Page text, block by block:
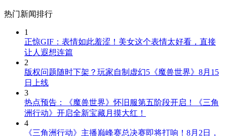
热门新闻排行
1
正惊GIF：表情如此羞涩！美女这个表情太好看，直接
让人遐想连篇
2
版权问题随时下架？玩家自制虚幻5《魔兽世界》8月15
日上线
3
热点预告：《魔兽世界》怀旧服第五阶段开启！《三角
洲行动》开启全新宝藏月摸大红！
4
《三角洲行动》主播巅峰赛总决赛即将打响！8月2日，